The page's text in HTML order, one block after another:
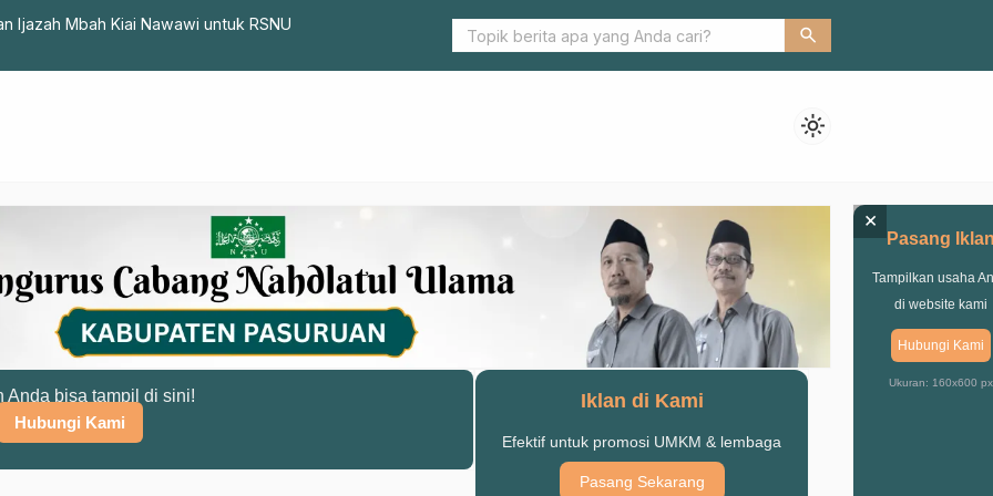
Progam LTNNU Pasuruan di Hari Santri 2024
Begini Ceramah KH. Muntasyar Hasyim dalam Pembukaan Pengajian Sabtu
Ahad di Musholla Al-Mustofa Kraton
search
light_mode
Anda bisa tampil di sini!
Hubungi Kami
Iklan di Kami
Efektif untuk promosi UMKM & lembaga
Pasang Sekarang
Pasang
Tampilkan usaha
di website kami
Hubungi Kami
Ukuran: 160x600 px
×